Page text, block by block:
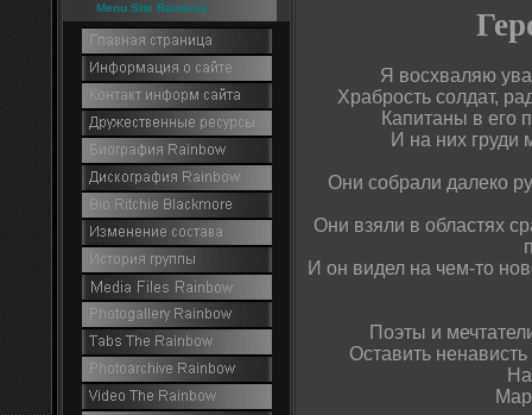
Menu Site Rainbow
Я восхваляю
Храбрость солдат,
Капитаны в его
И на них груди
Они собрали далеко
Они взяли в областях
И он видел на чем-то
Поэты и
Оставить